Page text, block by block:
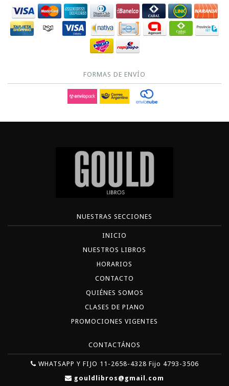
FORMAS DE ENVÍO
NUESTRAS SECCIONES
INICIO
NUESTROS LIBROS
HORARIOS
CONTACTO
QUIÉNES SOMOS
CLASES DE PIANO
PROMOCIONES VIGENTES
CONTACTÁNOS
WHATSAPP Y FIJO 11-2658-4328 Fijo 4793-3506
gouldlibros@gmail.com